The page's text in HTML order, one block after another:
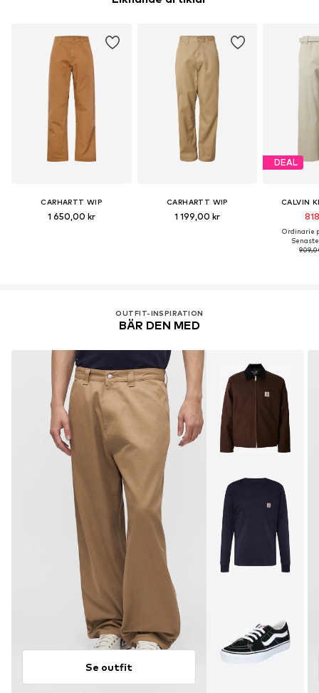
CARHARTT WIP
1 650,00 kr
CARHARTT WIP
1 199,00 kr
DEAL
CALVIN
Ordinarie
OUTFIT-INSPIRATION
BÄR DEN MED
Se outfit